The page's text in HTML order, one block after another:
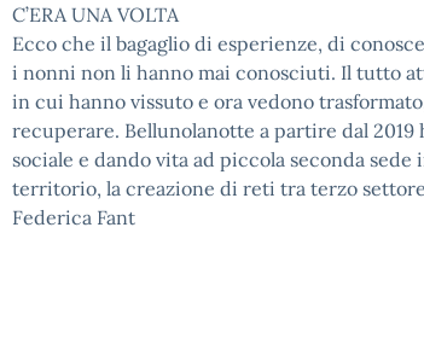
C’ERA UNA VOLTA
Ecco che il bagaglio di esperienze, di
i nonni non li hanno mai conosciuti. Il tutto
in cui hanno vissuto e ora vedono
recuperare. Bellunolanotte a partire dal
sociale e dando vita ad piccola seconda
territorio, la creazione di reti tra terzo settore
Federica Fant